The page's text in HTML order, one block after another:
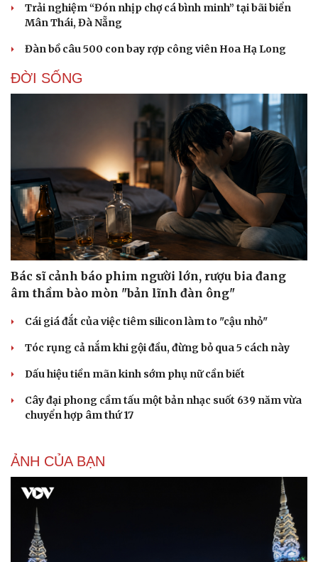
Du lịch
Tư vấn
Săn Tour
Podcast
Câu chuyện thời sự
Đọc truyện đêm khuya
Kể chuyện cho bé
Trải nghiệm “Đón nhịp chợ cá bình minh” tại bãi biển
Mân Thái, Đà Nẵng
Đàn bồ câu 500 con bay rợp công viên Hoa Hạ Long
ĐỜI SỐNG
Bác sĩ cảnh báo phim người lớn, rượu bia đang
âm thầm bào mòn "bản lĩnh đàn ông"
Cái giá đắt của việc tiêm silicon làm to "cậu nhỏ"
Tóc rụng cả nắm khi gội đầu, đừng bỏ qua 5 cách này
Dấu hiệu tiền mãn kinh sớm phụ nữ cần biết
Cây đại phong cầm tấu một bản nhạc suốt 639 năm vừa
chuyển hợp âm thứ 17
ẢNH CỦA BẠN